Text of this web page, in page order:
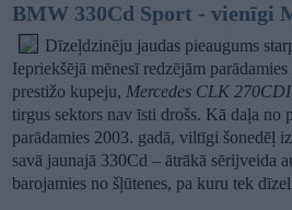
BMW 330Cd Sport - vienīgi
Dīzeļdzinēju jaudas pieaugums
Iepriekšējā mēnesī redzējām
prestižo kupeju, Mercedes CLK 270CDI
tirgus sektors nav īsti drošs. Kā daļa no
parādamies 2003. gadā, viltīgi šonedēļ
savā jaunajā 330Cd – ātrākā sērijveida
barojamies no šļūtenes, pa kuru tek